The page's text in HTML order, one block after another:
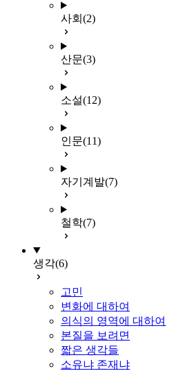
사회 (2)
산문(3)
소설(12)
인문(11)
자기계발(7)
철학(7)
생각(6)
고민
변화에 대하여
의식의 영역에 대하여
본질을 보려면
짧은 생각들
소유냐 존재냐